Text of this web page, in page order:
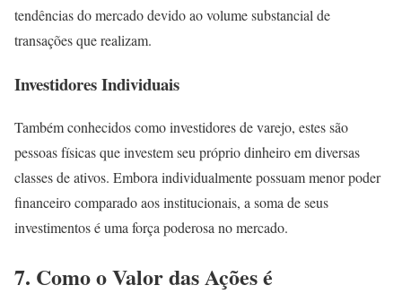
tendências do mercado devido ao volume substancial de
transações que realizam.
Investidores Individuais
Também conhecidos como investidores de varejo, estes são
pessoas físicas que investem seu próprio dinheiro em diversas
classes de ativos. Embora individualmente possuam menor poder
financeiro comparado aos institucionais, a soma de seus
investimentos é uma força poderosa no mercado.
7. Como o Valor das Ações é